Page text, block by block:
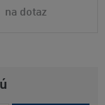
na dotaz